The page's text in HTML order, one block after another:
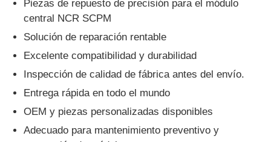
Partes de cajeros automáticos OKI
Piezas de cajero automático de Genmega
Piezas de repuesto de precisión para el módulo
central NCR SCPM
Solución de reparación rentable
Excelente compatibilidad y durabilidad
Inspección de calidad de fábrica antes del envío.
Entrega rápida en todo el mundo
OEM y piezas personalizadas disponibles
Adecuado para mantenimiento preventivo y